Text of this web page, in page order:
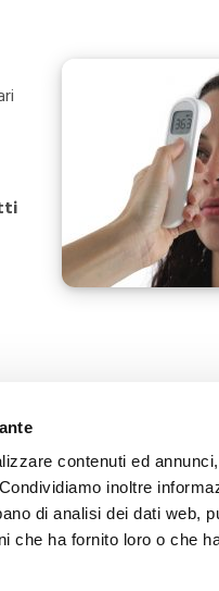
contenuti ed
inoltre
di analisi dei dati web,
che ha fornito loro o che